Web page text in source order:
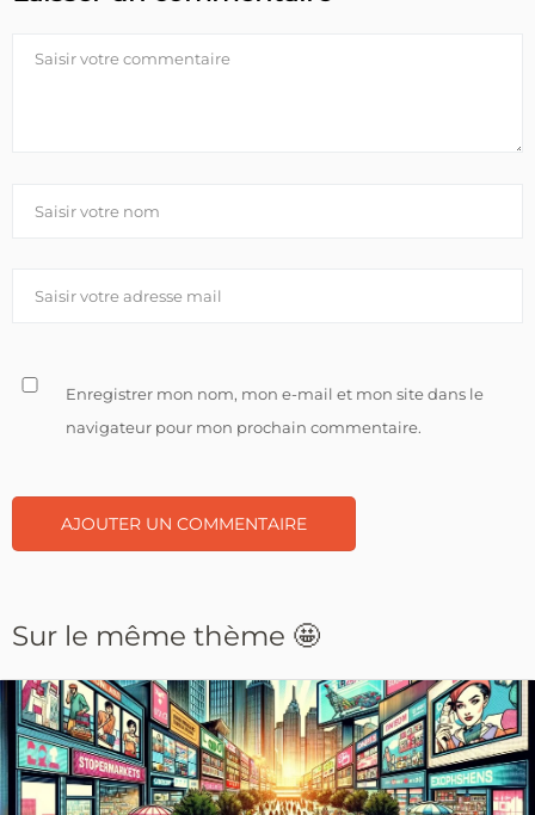
Enregistrer mon nom, mon e-mail et mon site dans le
navigateur pour mon prochain commentaire.
Sur le même thème 🤩